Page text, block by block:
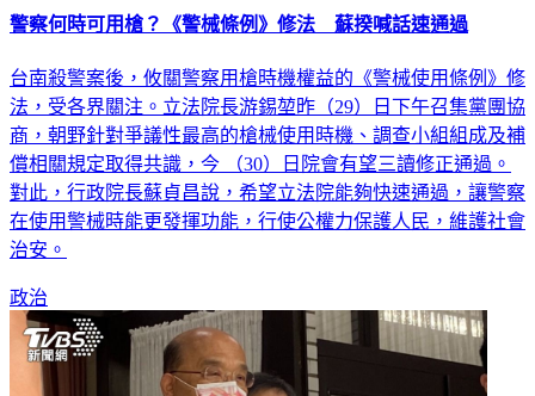
警察何時可用槍？《警械條例》修法 蘇揆喊話速通過
台南殺警案後，攸關警察用槍時機權益的《警械使用條例》修
法，受各界關注。立法院長游錫堃昨（29）日下午召集黨團協
商，朝野針對爭議性最高的槍械使用時機、調查小組組成及補
償相關規定取得共識，今 （30）日院會有望三讀修正通過。
對此，行政院長蘇貞昌說，希望立法院能夠快速通過，讓警察
在使用警械時能更發揮功能，行使公權力保護人民，維護社會
治安。
政治